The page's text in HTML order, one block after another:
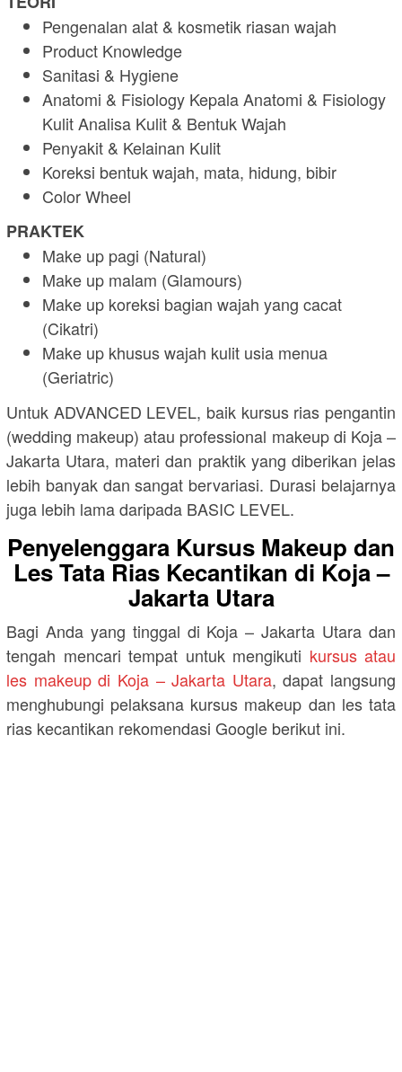
Pengenalan alat & kosmetik riasan wajah
Product Knowledge
Sanitasi & Hygiene
Anatomi & Fisiology Kepala Anatomi & Fisiology
Kulit Analisa Kulit & Bentuk Wajah
Penyakit & Kelainan Kulit
Koreksi bentuk wajah, mata, hidung, bibir
Color Wheel
PRAKTEK
Make up pagi (Natural)
Make up malam (Glamours)
Make up koreksi bagian wajah yang cacat
(Cikatri)
Make up khusus wajah kulit usia menua
(Geriatric)
Untuk ADVANCED LEVEL, baik kursus rias pengantin
(wedding makeup) atau professional makeup di Koja –
Jakarta Utara, materi dan praktik yang diberikan jelas
lebih banyak dan sangat bervariasi. Durasi belajarnya
juga lebih lama daripada BASIC LEVEL.
Penyelenggara Kursus Makeup dan
Les Tata Rias Kecantikan di Koja –
Jakarta Utara
Bagi Anda yang tinggal di Koja – Jakarta Utara dan
tengah mencari tempat untuk mengikuti kursus atau
les makeup di Koja – Jakarta Utara, dapat langsung
menghubungi pelaksana kursus makeup dan les tata
rias kecantikan rekomendasi Google berikut ini.